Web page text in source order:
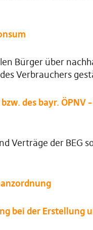
Bürger über
Verbrauchers
bzw. des bayr.
Verträge der BEG
bei der Erstellung